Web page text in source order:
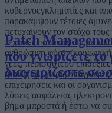
Patch
που γνωρίζετε
διαχειρίζεστε
κυβερνοεγκληματίες και
παρακάμψουν τέτοιες
πετυχαίνουν τον στόχο
τεχνικές που παίζουν με
ανθρώπινη φύση
νέες, περισσότερο
(phishing) χωρίς υπογραφές
επιχειρήσεις και οι
λύσεις ασφάλειας
βήμα μπροστά ή έστω να